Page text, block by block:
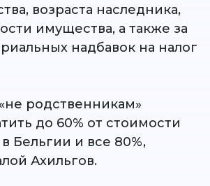
возраста наследника,
имущества, а также за
надбавок на налог
родственникам»
до 60% от стоимости
Бельгии и все 80%,
Ахильгов.